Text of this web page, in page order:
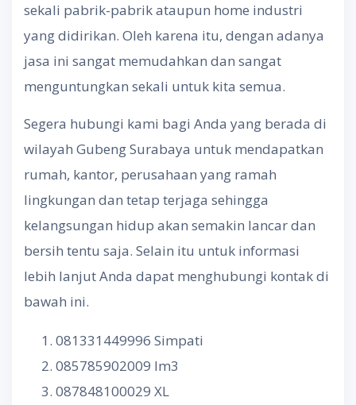
sekali pabrik-pabrik ataupun home industri
yang didirikan. Oleh karena itu, dengan adanya
jasa ini sangat memudahkan dan sangat
menguntungkan sekali untuk kita semua.
Segera hubungi kami bagi Anda yang berada di
wilayah Gubeng Surabaya untuk mendapatkan
rumah, kantor, perusahaan yang ramah
lingkungan dan tetap terjaga sehingga
kelangsungan hidup akan semakin lancar dan
bersih tentu saja. Selain itu untuk informasi
lebih lanjut Anda dapat menghubungi kontak di
bawah ini.
081331449996 Simpati
085785902009 Im3
087848100029 XL